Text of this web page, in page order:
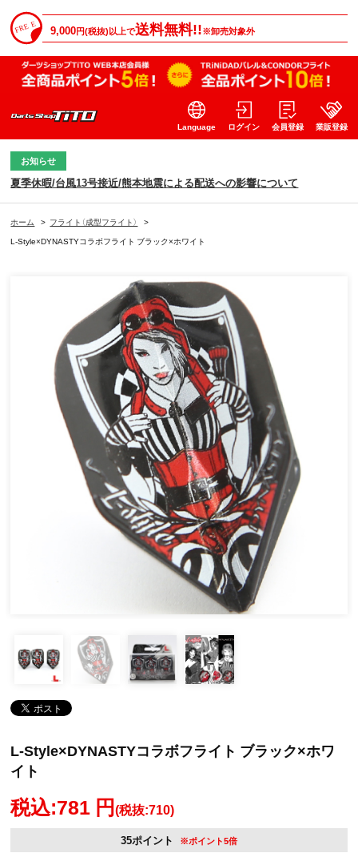
9,000円(税抜)以上で送料無料!!※卸売対象外
Language ログイン 会員登録 業販登録
お知らせ
夏季休暇/台風13号接近/熊本地震による配送への影響について
ホーム > フライト（成型フライト）
>
L-Style×DYNASTYコラボフライト ブラック×ホワイト
L-Style×DYNASTYコラボフライト ブラック×ホワ
イト
税込:781 円(税抜:710)
35ポイント ※ポイント5倍